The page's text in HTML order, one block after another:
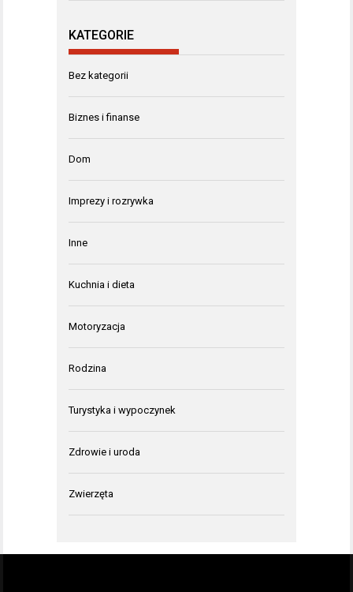
KATEGORIE
Bez kategorii
Biznes i finanse
Dom
Imprezy i rozrywka
Inne
Kuchnia i dieta
Motoryzacja
Rodzina
Turystyka i wypoczynek
Zdrowie i uroda
Zwierzęta